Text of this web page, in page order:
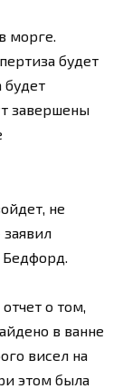
морге.
будет
будет
завершены
не
о том,
в ванне
висел на
этом была